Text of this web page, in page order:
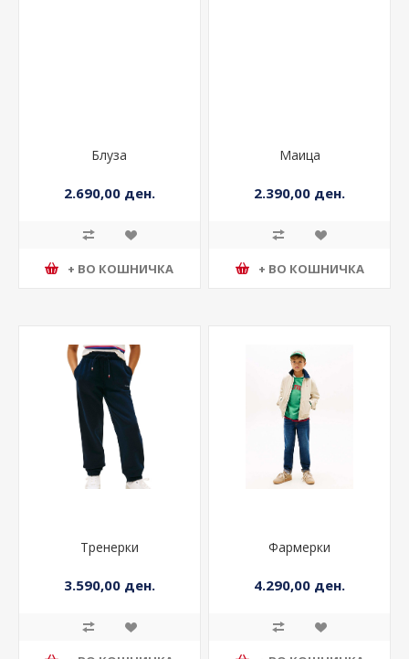
Блуза
2.690,00 ден.
+ ВО КОШНИЧКА
Маица
2.390,00 ден.
+ ВО КОШНИЧКА
Тренерки
3.590,00 ден.
Фармерки
4.290,00 ден.